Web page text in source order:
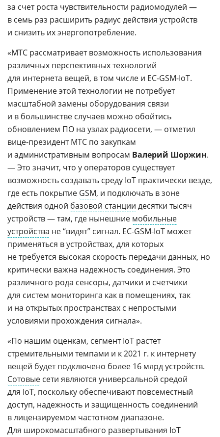
за счет роста чувствительности радиомодулей —
в семь раз расширить радиус действия устройств
и снизить их энергопотребление.
«МТС рассматривает возможность использования
различных перспективных технологий
для интернета вещей, в том числе и EC-GSM-IoT.
Применение этой технологии не потребует
масштабной замены оборудования связи
и в большинстве случаев можно обойтись
обновлением ПО на узлах радиосети, — отметил
вице-президент МТС по закупкам
и административным вопросам Валерий Шоржин.
— Это значит, что у операторов существует
возможность создавать среду IoT практически везде,
где есть покрытие GSM, и подключать в зоне
действия одной базовой станции десятки тысяч
устройств — там, где нынешние мобильные
устройства не “видят” сигнал. EC-GSM-IoT может
применяться в устройствах, для которых
не требуется высокая скорость передачи данных, но
критически важна надежность соединения. Это
различного рода сенсоры, датчики и счетчики
для систем мониторинга как в помещениях, так
и на открытых пространствах с непростыми
условиями прохождения сигнала».
«По нашим оценкам, сегмент IoT растет
стремительными темпами и к 2021 г. к интернету
вещей будет подключено более 16 млрд устройств.
Сотовые сети являются универсальной средой
для IoT, поскольку обеспечивают повсеместный
доступ, надежность и защищенность соединений
в лицензируемом частотном диапазоне.
Для широкомасштабного развертывания IoT